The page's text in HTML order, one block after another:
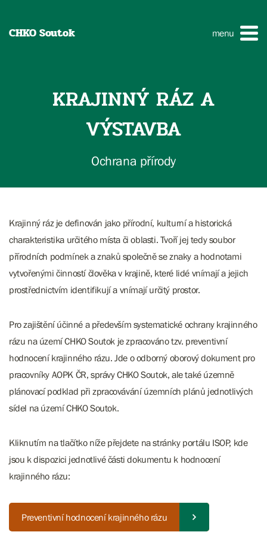
CHKO Soutok menu
KRAJINNÝ RÁZ A
VÝSTAVBA
Ochrana přírody
Krajinný ráz je definován jako přírodní, kulturní a historická
charakteristika určitého místa či oblasti. Tvoří jej tedy soubor
přírodních podmínek a znaků společně se znaky a hodnotami
vytvořenými činností člověka v krajině, které lidé vnímají a jejich
prostřednictvím identifikují a vnímají určitý prostor.
Pro zajištění účinné a především systematické ochrany krajinného
rázu na území CHKO Soutok je zpracováno tzv. preventivní
hodnocení krajinného rázu. Jde o odborný oborový dokument pro
pracovníky AOPK ČR, správy CHKO Soutok, ale také územně
plánovací podklad při zpracovávání územních plánů jednotlivých
sídel na území CHKO Soutok.
Kliknutím na tlačítko níže přejdete na stránky portálu ISOP, kde
jsou k dispozici jednotlivé části dokumentu k hodnocení
krajinného rázu:
Preventivní hodnocení krajinného rázu